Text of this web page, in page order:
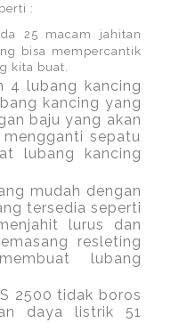
:
25 macam jahitan
bisa mempercantik
kita buat.
4 lubang kancing
kancing yang
baju yang akan
sepatu
lubang kancing
mudah dengan
tersedia seperti
lurus dan
resleting
lubang
2500 tidak boros
daya listrik 51